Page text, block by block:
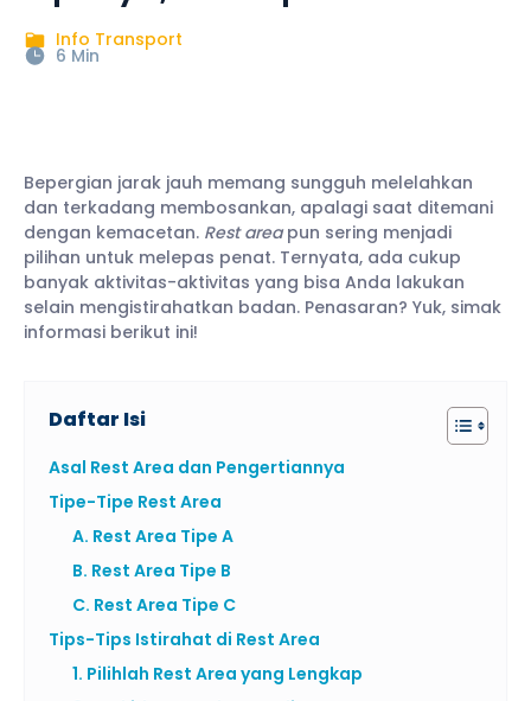
Info Transport
6 Min
Bepergian jarak jauh memang sungguh melelahkan
dan terkadang membosankan, apalagi saat ditemani
dengan kemacetan. Rest areapun sering menjadi
pilihan untuk melepas penat. Ternyata, ada cukup
banyak aktivitas-aktivitas yang bisa Anda lakukan
selain mengistirahatkan badan. Penasaran? Yuk, simak
informasi berikut ini!
Daftar Isi
Asal Rest Area dan Pengertiannya
Tipe-Tipe Rest Area
A. Rest Area Tipe A
B. Rest Area Tipe B
C. Rest Area Tipe C
Tips-Tips Istirahat di Rest Area
1. Pilihlah Rest Area yang Lengkap